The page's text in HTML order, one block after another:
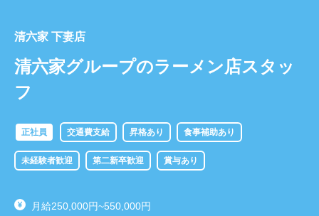
清六家 下妻店
清六家グループのラーメン店スタッ
フ
正社員 交通費支給 昇格あり 食事補助あり
未経験者歓迎 第二新卒歓迎 賞与あり
月給250,000円~550,000円